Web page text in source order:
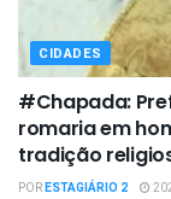
CIDADES
#Chapada:
romaria em
tradição
PORESTAGIÁRIO 2